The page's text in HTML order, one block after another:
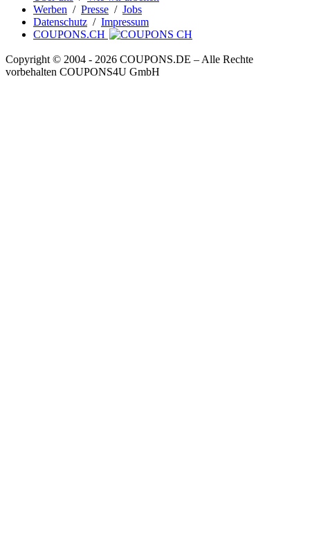
Werben / Presse / Jobs
Datenschutz / Impressum
COUPONS.CH
Copyright © 2004 ‐ 2026 COUPONS.DE – Alle Rechte
vorbehalten COUPONS4U GmbH